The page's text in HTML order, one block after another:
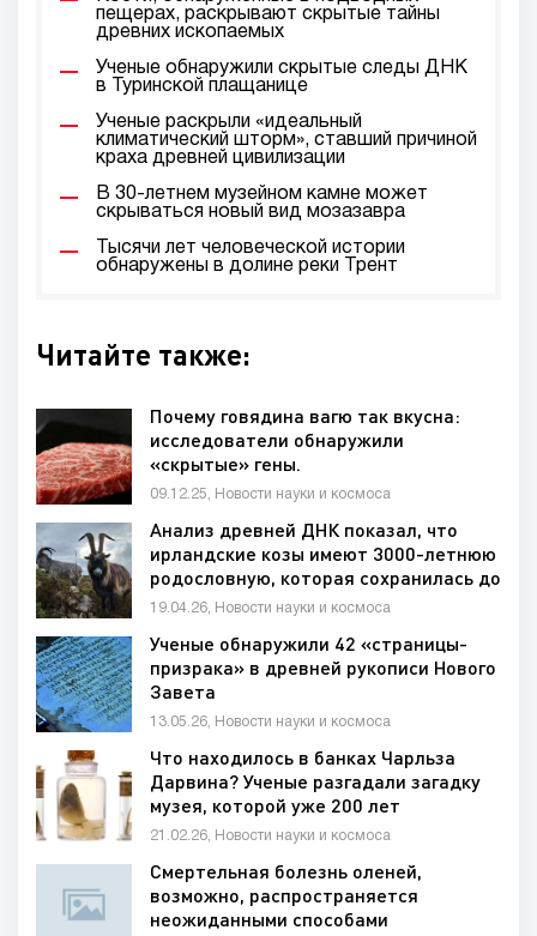
пещерах, раскрывают скрытые тайны
древних ископаемых
Ученые обнаружили скрытые следы ДНК
в Туринской плащанице
Ученые раскрыли «идеальный
климатический шторм», ставший причиной
краха древней цивилизации
В 30-летнем музейном камне может
скрываться новый вид мозазавра
Тысячи лет человеческой истории
обнаружены в долине реки Трент
Читайте также:
Почему говядина вагю так вкусна:
исследователи обнаружили
«скрытые» гены.
09.12.25, Новости науки и космоса
Анализ древней ДНК показал, что
ирландские козы имеют 3000-летнюю
родословную, которая сохранилась до
наших дней
19.04.26, Новости науки и космоса
Ученые обнаружили 42 «страницы-
призрака» в древней рукописи Нового
Завета
13.05.26, Новости науки и космоса
Что находилось в банках Чарльза
Дарвина? Ученые разгадали загадку
музея, которой уже 200 лет
21.02.26, Новости науки и космоса
Смертельная болезнь оленей,
возможно, распространяется
неожиданными способами